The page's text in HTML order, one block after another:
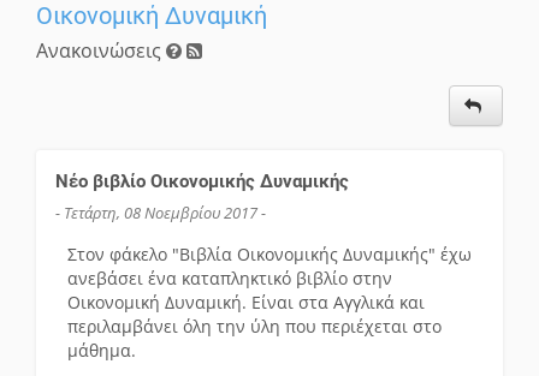
Οικονομική Δυναμική
Ανακοινώσεις
Νέο βιβλίο Οικονομικής Δυναμικής
- Τετάρτη, 08 Νοεμβρίου 2017 -
Στον φάκελο "Βιβλία Οικονομικής Δυναμικής" έχω
ανεβάσει ένα καταπληκτικό βιβλίο στην
Οικονομική Δυναμική. Είναι στα Αγγλικά και
περιλαμβάνει όλη την ύλη που περιέχεται στο
μάθημα.